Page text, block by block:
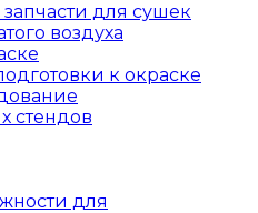
для сушек
воздуха
к окраске
стендов
для